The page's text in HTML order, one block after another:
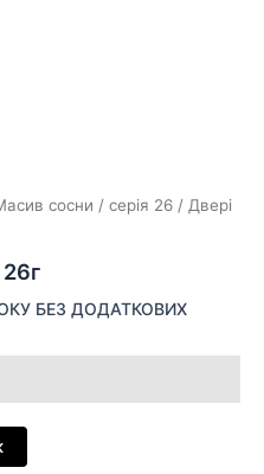
сосни / серія 26 / Двері
БЕЗ ДОДАТКОВИХ